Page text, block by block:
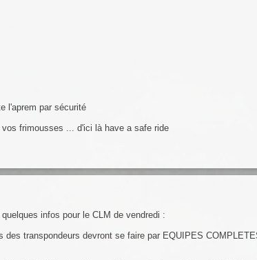
l'aprem par sécurité
frimousses ... d'ici là have a safe ride
infos pour le CLM de vendredi :
des transpondeurs devront se faire par EQUIPES